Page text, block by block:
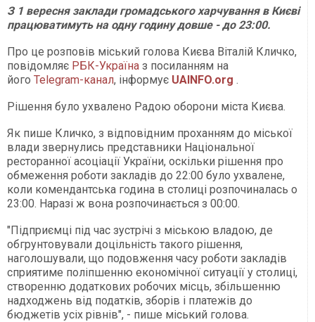
З 1 вересня заклади громадського харчування в Києві
працюватимуть на одну годину довше - до 23:00.
Про це розповів міський голова Києва Віталій Кличко,
повідомляє РБК-Україна з посиланням на
його Telegram-канал, інформує UAINFO.org .
Рішення було ухвалено Радою оборони міста Києва.
Як пише Кличко, з відповідним проханням до міської
влади звернулись представники Національної
ресторанної асоціації України, оскільки рішення про
обмеження роботи закладів до 22:00 було ухвалене,
коли комендантська година в столиці розпочиналась о
23:00. Наразі ж вона розпочинається з 00:00.
"Підприємці під час зустрічі з міською владою, де
обгрунтовували доцільність такого рішення,
наголошували, що подовження часу роботи закладів
сприятиме поліпшенню економічної ситуації у столиці,
створенню додаткових робочих місць, збільшенню
надходжень від податків, зборів і платежів до
бюджетів усіх рівнів", - пише міський голова.